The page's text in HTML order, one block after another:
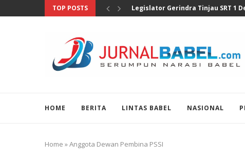
TOP POSTS Selain Pengusaha, Prabowo Harus
HOME BERITA LINTAS BABEL NASIONAL
Home »Anggota Dewan Pembina PSSI